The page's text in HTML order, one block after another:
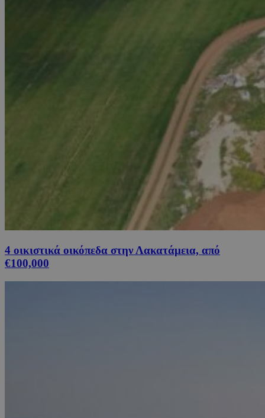
4 οικιστικά οικόπεδα στην Λακατάμεια, από
€100,000